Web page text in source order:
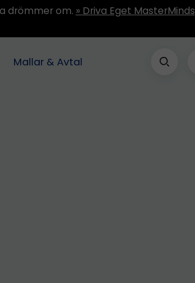
drömmer om. » Driva Eget MasterMinds
Mallar & Avtal